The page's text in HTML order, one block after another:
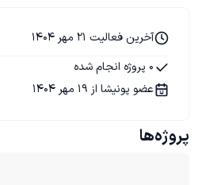
آخرین فعالیت 21 مهر 1404
0 پروژه انجام شده
عضو پونیشا از 19 مهر 1404
پروژه‌ها